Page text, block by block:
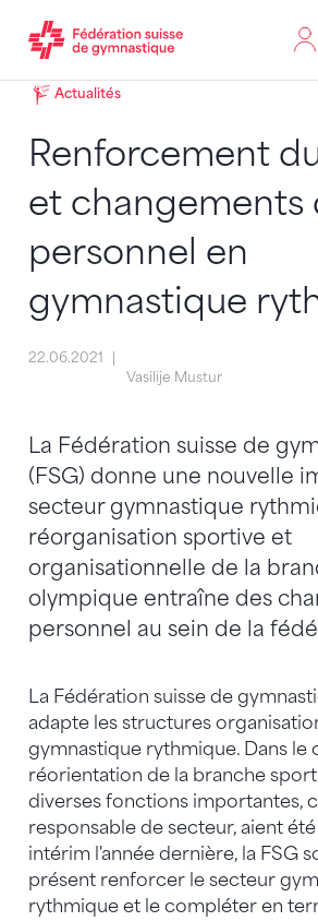
Passer au contenu
Naviguer vers le plan du siten
JavaScript est nécessaire pour
Actualités
Renforcement
et changements
personnel en
gymnastique
22.06.2021
Vasilije Mustur
La Fédération suisse de
(FSG) donne une nouvelle
secteur gymnastique
réorganisation sportive et
organisationnelle de la
olympique entraîne des
personnel au sein de la
La Fédération suisse de
adapte les structures
gymnastique rythmique. Dans le
réorientation de la branche
diverses fonctions importantes,
responsable de secteur, aient
intérim l'année dernière, la FSG
présent renforcer le secteur
rythmique et le compléter en